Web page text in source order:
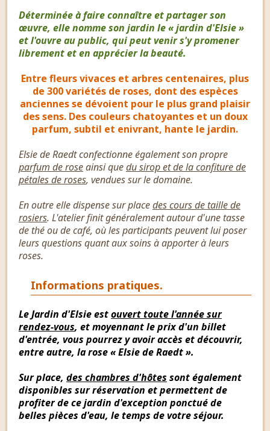
Déterminée à faire connaître et partager son
œuvre, elle nomme son jardin le « jardin d'Elsie »
et l'ouvre au public, qui peut venir s'y promener
librement et en apprécier la beauté.
Entre fleurs vivaces et arbres centenaires, plus
de 300 variétés de roses, dont des espèces
anciennes se dévoient pour le plus grand plaisir
des sens. Des couleurs chatoyantes et un doux
parfum, subtil et enivrant, hante le jardin.
Elsie de Raedt confectionne également son propre
parfum de roseainsi quedu sirop et de la confiture de
pétales de roses, vendues sur le domaine.
En outre elle dispense sur placedes cours de taille de
rosiers. L'atelier finit généralement autour d'une tasse
de thé ou de café, où les participants peuvent lui poser
leurs questions quant aux soins à apporter à leurs
roses.
Informations pratiques.
Le Jardin d'Elsie estouvert toute l'année sur
rendez-vous, et moyennant le prix d'un billet
d'entrée, vous pourrez y avoir accès et découvrir,
entre autre, la rose « Elsie de Raedt ».
Sur place, des chambres d'hôtes sont également
disponibles sur réservation et permettent de
profiter de ce jardin d'exception ponctué de
belles pièces d'eau, le temps de votre séjour.